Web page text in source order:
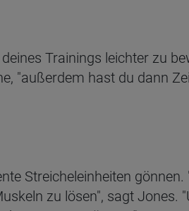
Trainings leichter zu
"außerdem hast du dann
Streicheleinheiten gönnen.
zu lösen", sagt Jones.